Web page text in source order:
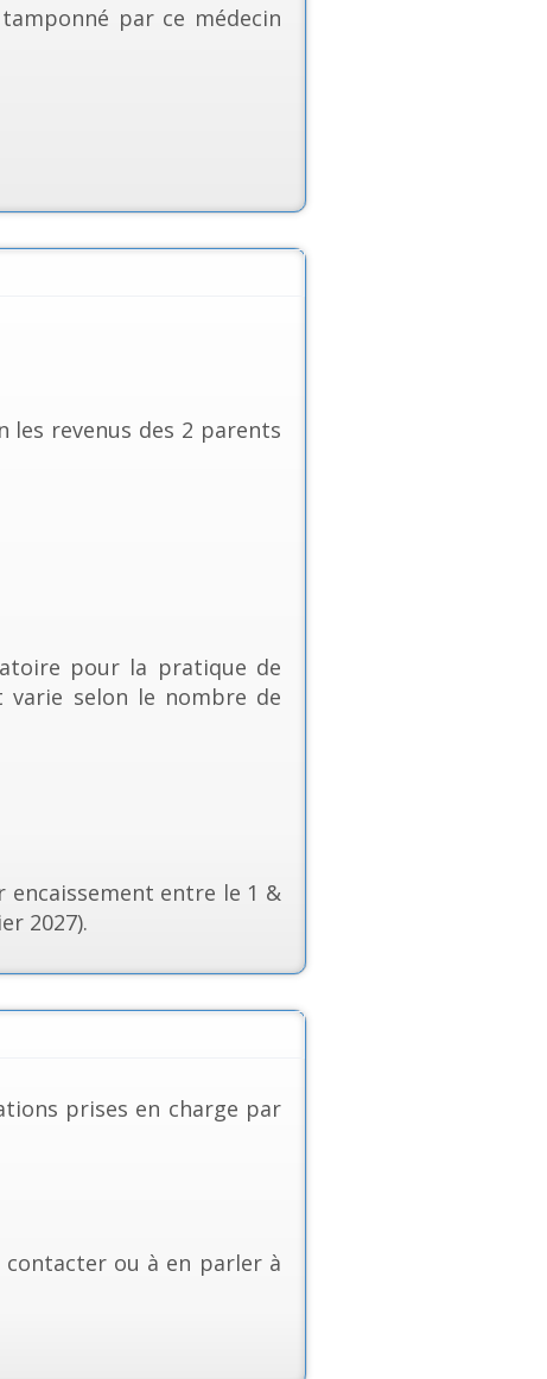
par ce médecin
les revenus des 2 parents
pour la pratique de
selon le nombre de
encaissement entre le 1 &
2027).
prises en charge par
ou à en parler à